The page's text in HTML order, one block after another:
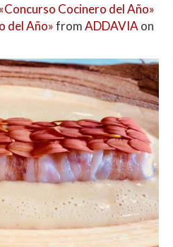
Cocinero del Año»
del Año»fromADDAVIA on